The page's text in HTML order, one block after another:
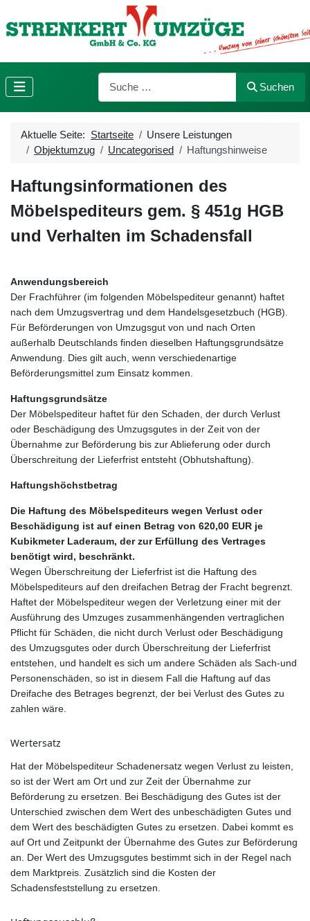
Suchen
Suchen
Aktuelle Seite: Startseite
Unsere Leistungen
Objektumzug
Uncategorised Haftungshinweise
Haftungsinformationen des
Möbelspediteurs gem. § 451g HGB
und Verhalten im Schadensfall
Anwendungsbereich
Der Frachführer (im folgenden Möbelspediteur genannt) haftet
nach dem Umzugsvertrag und dem Handelsgesetzbuch (HGB).
Für Beförderungen von Umzugsgut von und nach Orten
außerhalb Deutschlands finden dieselben Haftungsgrundsätze
Anwendung. Dies gilt auch, wenn verschiedenartige
Beförderungsmittel zum Einsatz kommen.
Haftungsgrundsätze
Der Möbelspediteur haftet für den Schaden, der durch Verlust
oder Beschädigung des Umzugsgutes in der Zeit von der
Übernahme zur Beförderung bis zur Ablieferung oder durch
Überschreitung der Lieferfrist entsteht (Obhutshaftung).
Haftungshöchstbetrag
Die Haftung des Möbelspediteurs wegen Verlust oder
Beschädigung ist auf einen Betrag von 620,00 EUR je
Kubikmeter Laderaum, der zur Erfüllung des Vertrages
benötigt wird, beschränkt.
Wegen Überschreitung der Lieferfrist ist die Haftung des
Möbelspediteurs auf den dreifachen Betrag der Fracht begrenzt.
Haftet der Möbelspediteur wegen der Verletzung einer mit der
Ausführung des Umzuges zusammenhängenden vertraglichen
Pflicht für Schäden, die nicht durch Verlust oder Beschädigung
des Umzugsgutes oder durch Überschreitung der Lieferfrist
entstehen, und handelt es sich um andere Schäden als Sach-und
Personenschäden, so ist in diesem Fall die Haftung auf das
Dreifache des Betrages begrenzt, der bei Verlust des Gutes zu
zahlen wäre.
Wertersatz
Hat der Möbelspediteur Schadenersatz wegen Verlust zu leisten,
so ist der Wert am Ort und zur Zeit der Übernahme zur
Beförderung zu ersetzen. Bei Beschädigung des Gutes ist der
Unterschied zwischen dem Wert des unbeschädigten Gutes und
dem Wert des beschädigten Gutes zu ersetzen. Dabei kommt es
auf Ort und Zeitpunkt der Übernahme des Gutes zur Beförderung
an. Der Wert des Umzugsgutes bestimmt sich in der Regel nach
dem Marktpreis. Zusätzlich sind die Kosten der
Schadensfeststellung zu ersetzen.